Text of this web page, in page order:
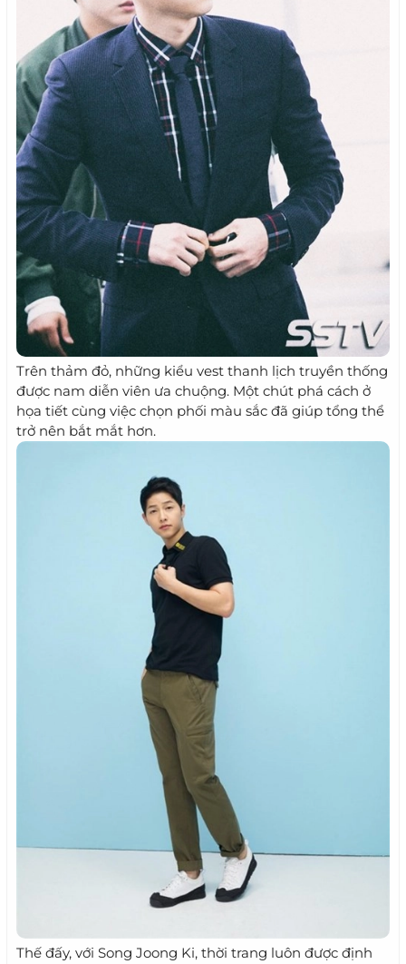
Trên thảm đỏ, những kiểu vest thanh lịch truyền thống
được nam diễn viên ưa chuộng. Một chút phá cách ở
họa tiết cùng việc chọn phối màu sắc đã giúp tổng thể
trở nên bắt mắt hơn.
Thế đấy, với Song Joong Ki, thời trang luôn được định